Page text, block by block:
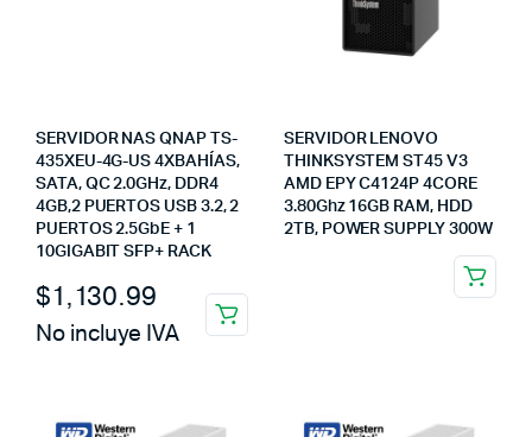
SERVIDOR NAS QNAP TS-
435XEU-4G-US 4XBAHÍAS,
SATA, QC 2.0GHz, DDR4
4GB,2 PUERTOS USB 3.2, 2
PUERTOS 2.5GbE + 1
10GIGABIT SFP+ RACK
$1,130.99
No incluye IVA
SERVIDOR LENOVO
THINKSYSTEM ST45 V3
AMD EPY C4124P 4CORE
3.80Ghz 16GB RAM, HDD
2TB, POWER SUPPLY 300W